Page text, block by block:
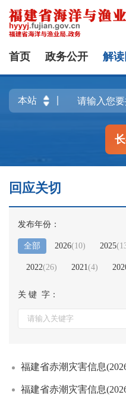
首页 政务公开 解
回应关切
发布年份：
全部 2026(10) 2025(
2022(26) 2021(4)
关 键 字：
福建省赤潮灾害信息
福建省赤潮灾害信息